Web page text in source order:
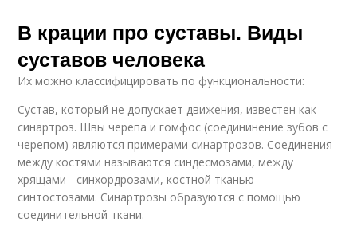
В крации про суставы. Виды
суставов человека
Их можно классифицировать по функциональности:
Сустав, который не допускает движения, известен как
синартроз. Швы черепа и гомфос (соедининение зубов с
черепом) являются примерами синартрозов. Соединения
между костями называются синдесмозами, между
хрящами - синхордрозами, костной тканью -
синтостозами. Синартрозы образуются с помощью
соединительной ткани.